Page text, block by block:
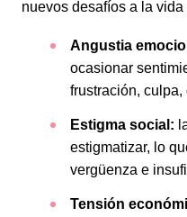
nuevos desafíos a la
Angustia
ocasionar
frustración,
Estigma social:
estigmatizar, lo
vergüenza e
Tensión